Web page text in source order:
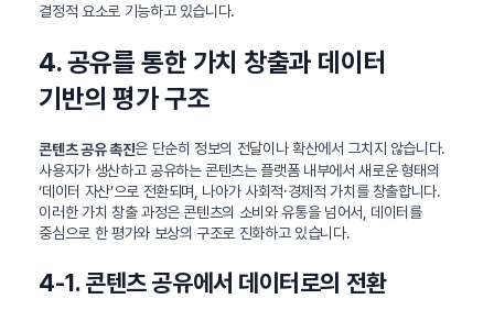
결정적 요소로 기능하고 있습니다.
4. 공유를 통한 가치 창출과 데이터
기반의 평가 구조
콘텐츠 공유 촉진은 단순히 정보의 전달이나 확산에서 그치지 않습니다.
사용자가 생산하고 공유하는 콘텐츠는 플랫폼 내부에서 새로운 형태의
‘데이터 자산’으로 전환되며, 나아가 사회적·경제적 가치를 창출합니다.
이러한 가치 창출 과정은 콘텐츠의 소비와 유통을 넘어서, 데이터를
중심으로 한 평가와 보상의 구조로 진화하고 있습니다.
4-1. 콘텐츠 공유에서 데이터로의 전환